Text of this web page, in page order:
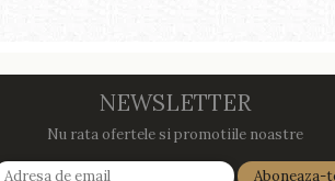
NEWSLETTER
Nu rata ofertele si promotiile noastre